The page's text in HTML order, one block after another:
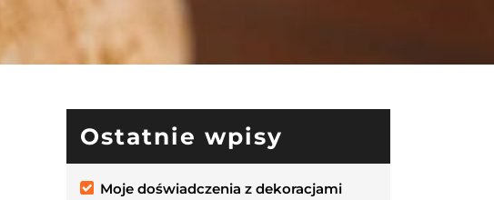
Ostatnie wpisy
Moje doświadczenia z dekoracjami